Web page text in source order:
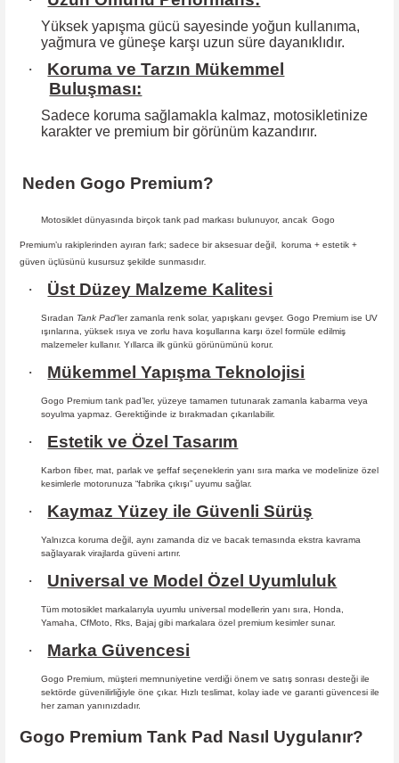
Yüksek yapışma gücü sayesinde yoğun kullanıma,
yağmura ve güneşe karşı uzun süre dayanıklıdır.
·
Koruma ve Tarzın Mükemmel
Buluşması:
Sadece koruma sağlamakla kalmaz, motosikletinize
karakter ve premium bir görünüm kazandırır.
Neden Gogo Premium?
Motosiklet dünyasında birçok tank pad markası bulunuyor, ancak Gogo
Premium’u rakiplerinden ayıran fark; sadece bir aksesuar değil,
koruma + estetik +
güven üçlüsünü kusursuz şekilde sunmasıdır.
· Üst Düzey Malzeme Kalitesi
Sıradan Tank Pad’ler zamanla renk solar, yapışkanı gevşer. Gogo Premium ise UV
ışınlarına, yüksek ısıya ve zorlu hava koşullarına karşı özel formüle edilmiş
malzemeler kullanır. Yıllarca ilk günkü görünümünü korur.
· Mükemmel Yapışma Teknolojisi
Gogo Premium tank pad’ler, yüzeye tamamen tutunarak zamanla kabarma veya
soyulma yapmaz. Gerektiğinde iz bırakmadan çıkarılabilir.
· Estetik ve Özel Tasarım
Karbon fiber, mat, parlak ve şeffaf seçeneklerin yanı sıra marka ve modelinize özel
kesimlerle motorunuza “fabrika çıkışı” uyumu sağlar.
· Kaymaz Yüzey ile Güvenli Sürüş
Yalnızca koruma değil, aynı zamanda diz ve bacak temasında ekstra kavrama
sağlayarak virajlarda güveni artırır.
· Universal ve Model Özel Uyumluluk
Tüm motosiklet markalarıyla uyumlu universal modellerin yanı sıra, Honda,
Yamaha, CfMoto, Rks, Bajaj gibi markalara özel premium kesimler sunar.
· Marka Güvencesi
Gogo Premium, müşteri memnuniyetine verdiği önem ve satış sonrası desteği ile
sektörde güvenilirliğiyle öne çıkar. Hızlı teslimat, kolay iade ve garanti güvencesi ile
her zaman yanınızdadır.
Gogo Premium Tank Pad Nasıl Uygulanır?